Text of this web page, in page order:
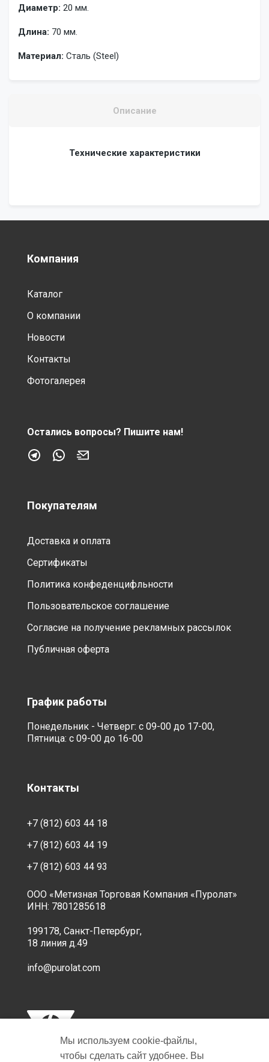
Диаметр: 20 мм.
Длина: 70 мм.
Материал: Сталь (Steel)
Описание
Технические характеристики
Компания
Каталог
О компании
Новости
Контакты
Фотогалерея
Остались вопросы? Пишите нам!
Покупателям
Доставка и оплата
Сертификаты
Политика конфеденцифльности
Пользовательское соглашение
Согласие на получение рекламных рассылок
Публичная оферта
График работы
Понедельник - Четверг: с 09-00 до 17-00,
Пятница: с 09-00 до 16-00
Контакты
+7 (812) 603 44 18
+7 (812) 603 44 19
+7 (812) 603 44 93
ООО «Метизная Торговая Компания «Пуролат»
ИНН: 7801285618
199178, Санкт-Петербург,
18 линия д.49
info@purolat.com
Мы используем cookie‑файлы,
чтобы сделать сайт удобнее. Вы